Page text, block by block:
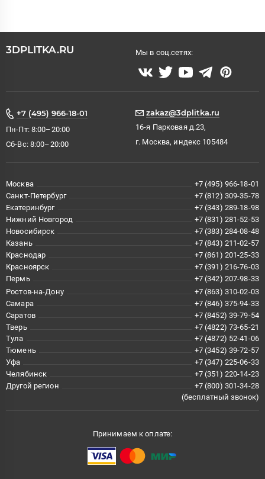
3DPLITKA.RU Мы в соц.сетях:
+7 (495) 966-18-01
Пн-Пт: 8:00–20:00
Сб-Вс: 8:00–20:00
zakaz@3dplitka.ru
16-я Парковая д.23,
г. Москва, индекс 105484
Москва
+7 (495) 966-18-01
Санкт-Петербург
+7 (812) 309-35-78
Екатеринбург
+7 (343) 289-18-98
Нижний Новгород
+7 (831) 281-52-53
Новосибирск
+7 (383) 284-08-48
Казань
+7 (843) 211-02-57
Краснодар
+7 (861) 201-25-33
Красноярск
+7 (391) 216-76-03
Пермь
+7 (342) 207-98-33
Ростов-на-Дону
+7 (863) 310-02-03
Самара
+7 (846) 375-94-33
Саратов
+7 (8452) 39-79-54
Тверь
+7 (4822) 73-65-21
Тула
+7 (4872) 52-41-06
Тюмень
+7 (3452) 39-72-57
Уфа
+7 (347) 225-06-33
Челябинск
+7 (351) 220-14-23
Другой регион
+7 (800) 301-34-28
(бесплатный звонок)
Принимаем к оплате: